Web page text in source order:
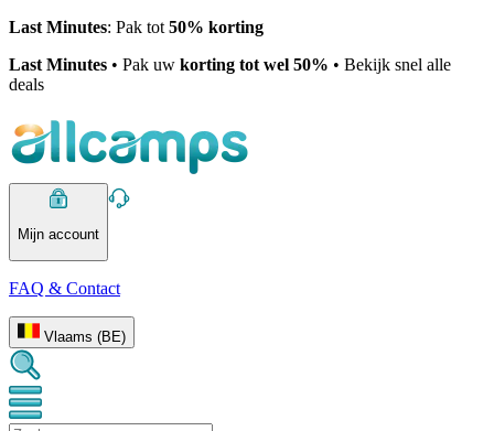
Last Minutes: Pak tot 50% korting
Last Minutes • Pak uw korting tot wel 50% • Bekijk snel alle
deals
Mijn account
FAQ & Contact
Vlaams (BE)